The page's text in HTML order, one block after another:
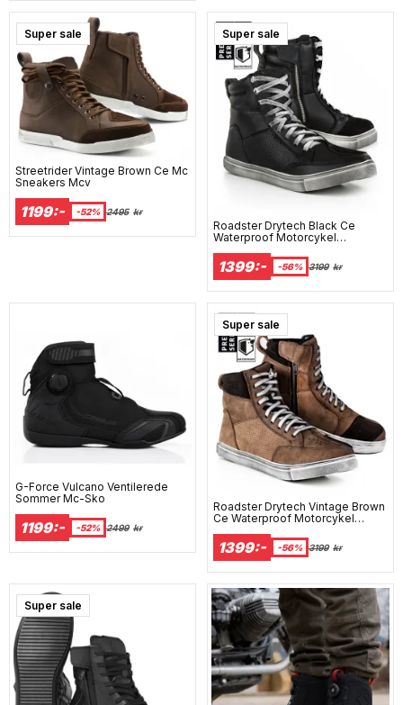
Super sale
Streetrider Vintage Brown Ce Mc
Sneakers Mcv
1199:- -52% 2495 kr
Super sale
Roadster Drytech Black Ce
Waterproof Motorcykel
1399:- -56% 3199 kr
G-Force Vulcano Ventilerede
Sommer Mc-Sko
1199:- -52% 2499 kr
Super sale
Roadster Drytech Vintage Brown
Ce Waterproof Motorcykel
1399:- -56% 3199 kr
Super sale